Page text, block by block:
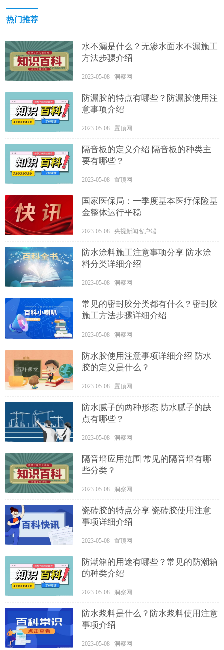
热门推荐
水不漏是什么？无渗水面水不漏施工
方法步骤介绍
2023-05-08 洞察网
防漏胶的特点有哪些？防漏胶使用注
意事项介绍
2023-05-08 置顶网
隔音板的定义介绍 隔音板的种类主
要有哪些？
2023-05-08 置顶网
国家医保局：一季度基本医疗保险基
金整体运行平稳
2023-05-08 央视新闻客户端
防水涂料施工注意事项分享 防水涂
料分类详细介绍
2023-05-08 洞察网
常见的密封胶分类都有什么？密封胶
施工方法步骤详细介绍
2023-05-08 洞察网
防水胶使用注意事项详细介绍 防水
胶的定义是什么？
2023-05-08 置顶网
防水腻子的两种形态 防水腻子的缺
点有哪些？
2023-05-08 洞察网
隔音墙应用范围 常见的隔音墙有哪
些分类？
2023-05-08 洞察网
瓷砖胶的特点分享 瓷砖胶使用注意
事项详细介绍
2023-05-08 置顶网
防潮箱的用途有哪些？常见的防潮箱
的种类介绍
2023-05-08 洞察网
防水浆料是什么？防水浆料使用注意
事项介绍
2023-05-08 洞察网